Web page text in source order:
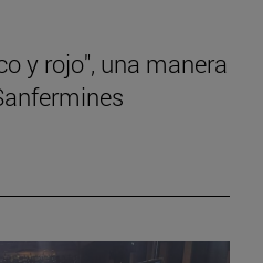
y rojo", una manera